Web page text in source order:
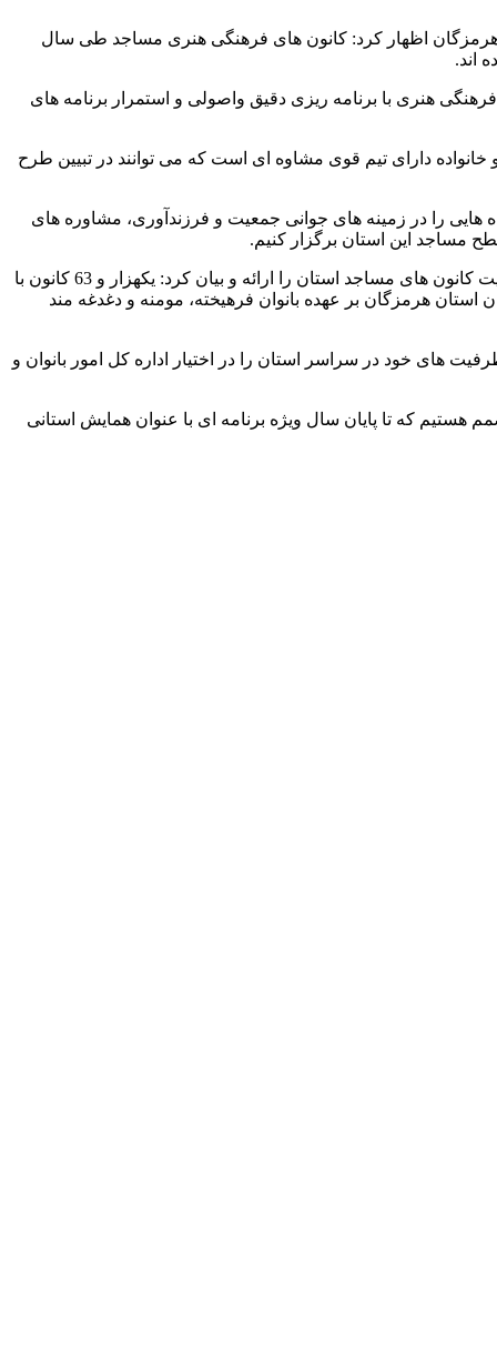
هرمزگان اظهار کرد: کانون های فرهنگی هنری مساجد طی سال
اند.
هنری با برنامه ریزی دقیق واصولی و استمرار برنامه های
خانواده دارای تیم قوی مشاوه ای است که می توانند در تبیین طرح
هایی را در زمینه های جوانی جمعیت و فرزندآوری، مشاوره های
مساجد این استان برگزار کنیم.
اسلام خواجه یی، سرپرست ستاد هماهنگی کانون های فرهنگی هنری مساجد استان هرمزگان نیز در ابتدی این دیدار گزارش جامعی از وضعیت کانون های مساجد استان را ارائه و بیان کرد: یکهزار و 63 کانون با
کانون عمومی و 45 کانون فرهنگی هنری تخصصی خواهران استان هرمزگان بر عهده بانوان فرهیخته، مومنه و دغدغه مند
های خود در سراسر استان را در اختیار اداره کل امور بانوان و
که تا پایان سال ویژه برنامه ای با عنوان همایش استانی